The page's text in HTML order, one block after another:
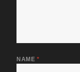
NAME *